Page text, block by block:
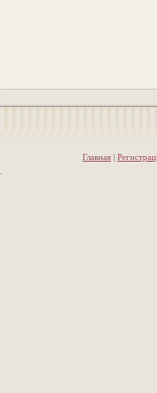
Главная |